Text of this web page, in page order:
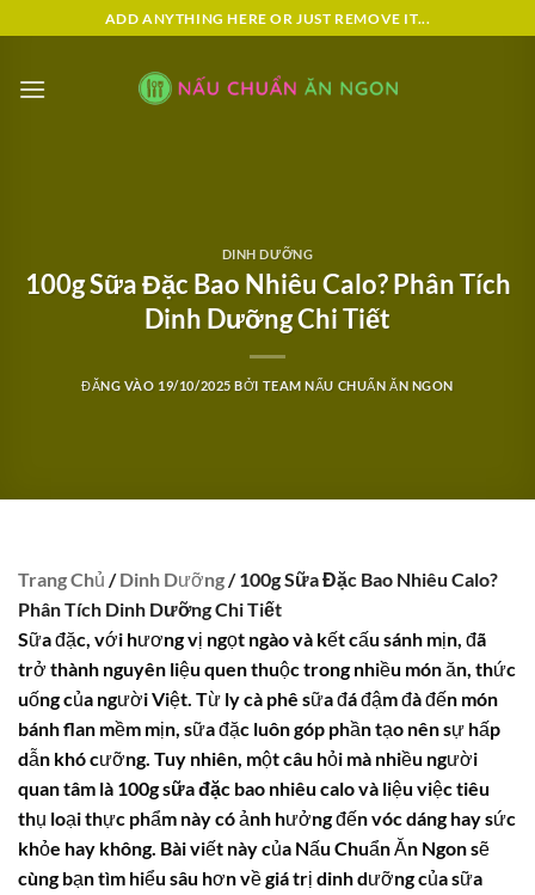
qua
dung
ADD ANYTHING HERE OR JUST REMOVE IT...
DINH DƯỠNG
100g Sữa Đặc Bao Nhiêu Calo? Phân Tích
Dinh Dưỡng Chi Tiết
ĐĂNG VÀO 19/10/2025 BỞI TEAM NẤU CHUẨN ĂN NGON
Trang Chủ /Dinh Dưỡng/ 100g Sữa Đặc Bao Nhiêu Calo?
Phân Tích Dinh Dưỡng Chi Tiết
Sữa đặc, với hương vị ngọt ngào và kết cấu sánh mịn, đã
trở thành nguyên liệu quen thuộc trong nhiều món ăn, thức
uống của người Việt. Từ ly cà phê sữa đá đậm đà đến món
bánh flan mềm mịn, sữa đặc luôn góp phần tạo nên sự hấp
dẫn khó cưỡng. Tuy nhiên, một câu hỏi mà nhiều người
quan tâm là 100g sữa đặc bao nhiêu calovà liệu việc tiêu
thụ loại thực phẩm này có ảnh hưởng đến vóc dáng hay sức
khỏe hay không. Bài viết này của Nấu Chuẩn Ăn Ngon sẽ
cùng bạn tìm hiểu sâu hơn về giá trị dinh dưỡng của sữa